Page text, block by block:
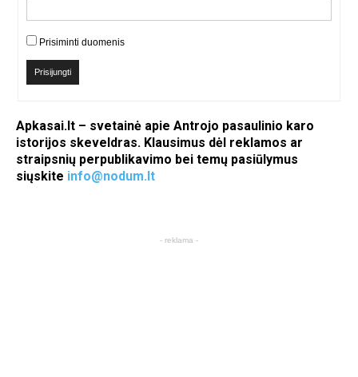
Prisiminti duomenis
Prisijungti
Apkasai.lt – svetainė apie Antrojo pasaulinio karo
istorijos skeveldras. Klausimus dėl reklamos ar
straipsnių perpublikavimo bei temų pasiūlymus
siųskite info@nodum.lt
- reklama -